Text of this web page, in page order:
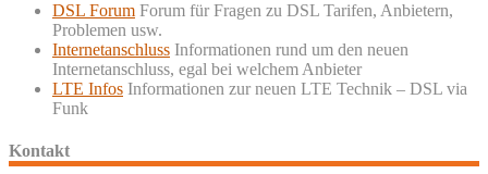
DSL Forum Forum für Fragen zu DSL Tarifen, Anbietern,
Problemen usw.
Internetanschluss Informationen rund um den neuen
Internetanschluss, egal bei welchem Anbieter
LTE Infos Informationen zur neuen LTE Technik – DSL via
Funk
Kontakt